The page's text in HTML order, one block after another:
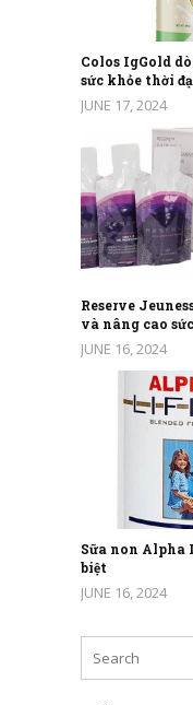
Colos IgGold
sức khỏe thời
JUNE 17, 2024
Reserve
và nâng cao
JUNE 16, 2024
Sữa non Alpha
biệt
JUNE 16, 2024